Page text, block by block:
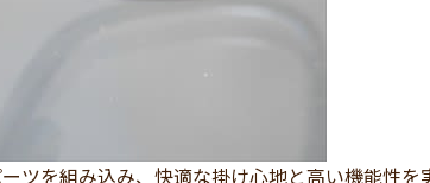
ツを組み込み、快適な掛け心地と高い機能性を